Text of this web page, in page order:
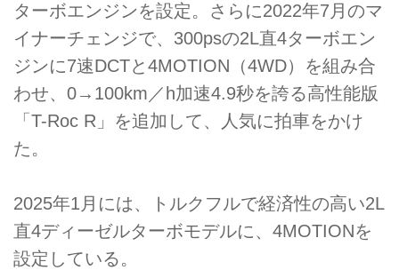
ターボエンジンを設定。さらに2022年7月のマ
イナーチェンジで、300psの2L直4ターボエン
ジンに7速DCTと4MOTION（4WD）を組み合
わせ、0→100km／h加速4.9秒を誇る高性能版
「T-Roc R」を追加して、人気に拍車をかけ
た。
2025年1月には、トルクフルで経済性の高い2L
直4ディーゼルターボモデルに、4MOTIONを
設定している。